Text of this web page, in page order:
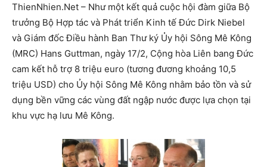
ThienNhien.Net – Như một kết quả cuộc hội đàm giữa Bộ
trưởng Bộ Hợp tác và Phát triển Kinh tế Đức Dirk Niebel
và Giám đốc Điều hành Ban Thư ký Ủy hội Sông Mê Kông
(MRC) Hans Guttman, ngày 17/2, Cộng hòa Liên bang Đức
cam kết hỗ trợ 8 triệu euro (tương đương khoảng 10,5
triệu USD) cho Ủy hội Sông Mê Kông nhằm bảo tồn và sử
dụng bền vững các vùng đất ngập nước được lựa chọn tại
khu vực hạ lưu Mê Kông.